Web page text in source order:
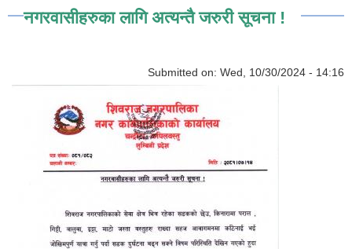
नगरवासीहरुका लागि अत्यन्तै जरुरी सूचना !
Submitted on: Wed, 10/30/2024 - 14:16